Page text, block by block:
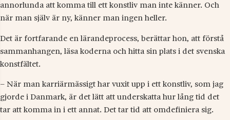
annorlunda att komma till ett konstliv man inte känner. Och
när man själv är ny, känner man ingen heller.
Det är fortfarande en lärandeprocess, berättar hon, att förstå
sammanhangen, läsa koderna och hitta sin plats i det svenska
konstfältet.
– När man karriärmässigt har vuxit upp i ett konstliv, som jag
gjorde i Danmark, är det lätt att underskatta hur lång tid det
tar att komma in i ett annat. Det tar tid att omdefiniera sig.